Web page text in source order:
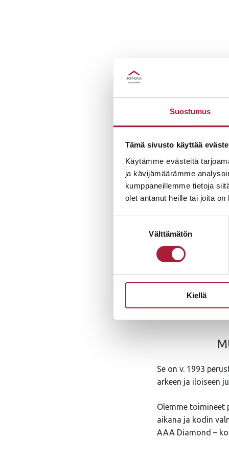
Suostumus
Tämä sivusto käyttää
Käytämme evästeitä
ja kävijämäärämme
kumppaneillemme tietoja
olet antanut heille tai joita
Välttämätön
Kiellä
Nyt tarjouksessa
joko perinteisenä
Se on v. 1993
arkeen ja iloiseen
Olemme toimineet
aikana ja kodin
AAA Diamond –